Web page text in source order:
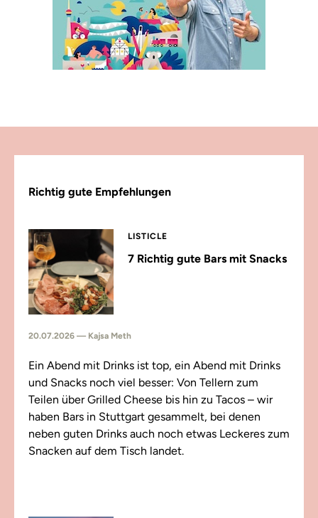
Richtig gute Empfehlungen
LISTICLE
7 Richtig gute Bars mit Snacks
20.07.2026 — Kajsa Meth
Ein Abend mit Drinks ist top, ein Abend mit Drinks
und Snacks noch viel besser: Von Tellern zum
Teilen über Grilled Cheese bis hin zu Tacos – wir
haben Bars in Stuttgart gesammelt, bei denen
neben guten Drinks auch noch etwas Leckeres zum
Snacken auf dem Tisch landet.